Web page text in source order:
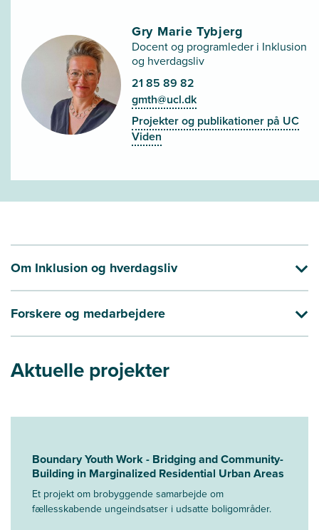
Gry Marie Tybjerg
Docent og programleder i Inklusion
og hverdagsliv
21 85 89 82
gmth@ucl.dk
Projekter og publikationer på UC
Viden
Om Inklusion og hverdagsliv
Forskere og medarbejdere
Aktuelle projekter
Boundary Youth Work - Bridging and Community-
Building in Marginalized Residential Urban Areas
Et projekt om brobyggende samarbejde om
fællesskabende ungeindsatser i udsatte boligområder.